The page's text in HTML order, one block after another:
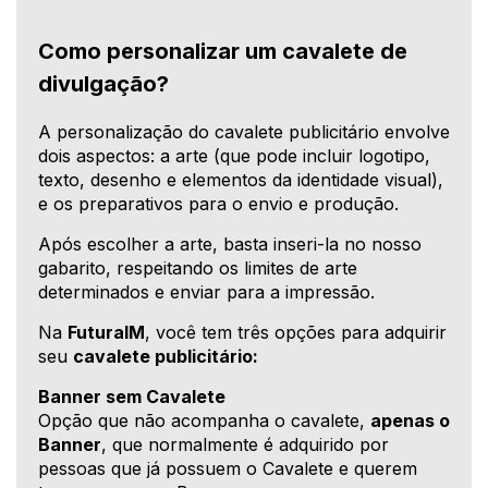
Como personalizar um cavalete de
divulgação?
A personalização do cavalete publicitário envolve
dois aspectos: a arte (que pode incluir logotipo,
texto, desenho e elementos da identidade visual),
e os preparativos para o envio e produção.
Após escolher a arte, basta inseri-la no nosso
gabarito, respeitando os limites de arte
determinados e enviar para a impressão.
Na FuturaIM, você tem três opções para adquirir
seu cavalete publicitário:
Banner sem Cavalete
Opção que não acompanha o cavalete, apenas o
Banner, que normalmente é adquirido por
pessoas que já possuem o Cavalete e querem